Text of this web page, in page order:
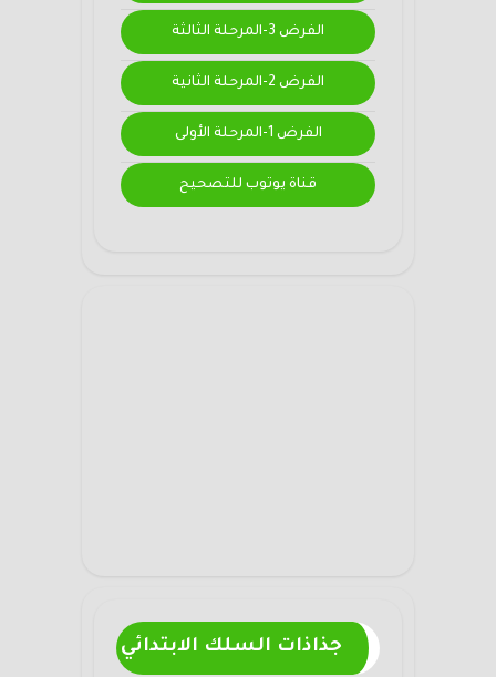
الفرض 3-المرحلة الثالثة
الفرض 2-المرحلة الثانية
الفرض 1-المرحلة الأولى
قناة يوتوب للتصحيح
جذاذات السلك الابتدائي